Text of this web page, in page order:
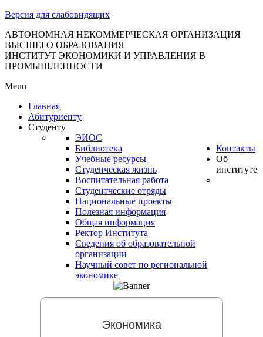
Версия для слабовидящих
АВТОНОМНАЯ НЕКОММЕРЧЕСКАЯ ОРГАНИЗАЦИЯ
ВЫСШЕГО ОБРАЗОВАНИЯ
ИНСТИТУТ ЭКОНОМИКИ И УПРАВЛЕНИЯ В
ПРОМЫШЛЕННОСТИ
Menu
Главная
Абитуриенту
Студенту
ЭИОС
Библиотека
Учебные ресурсы
Студенческая жизнь
Воспитательная работа
Студентческие отряды
Национальные проекты
Полезная информация
Контакты
Об
институте
Общая информация
Ректор Института
Сведения об образовательной
организации
Научный совет по региональной
экономике
Экономика